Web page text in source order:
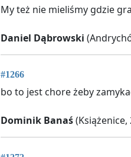
My też nie mieliśmy gdzie
Daniel Dąbrowski
#1266
bo to jest chore żeby
Dominik Banaś(Książenice,